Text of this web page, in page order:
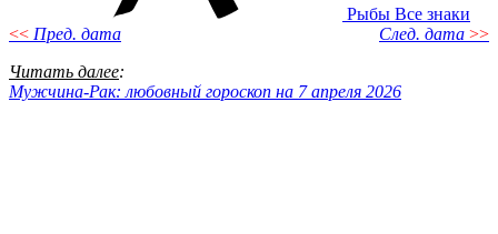
Рыбы Все знаки
<< Пред. дата След. дата >>
Читать далее:
Мужчина-Рак: любовный гороскоп на 7 апреля 2026